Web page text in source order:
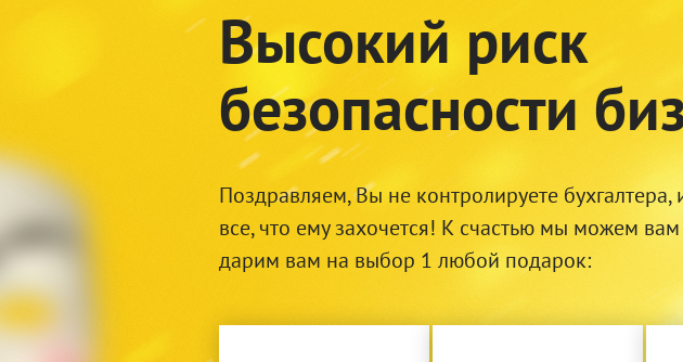
Карьера в 1СБО
Контакты
Высокий риск
безопасности
Поздравляем, Вы не контролируете бухгалтера,
все, что ему захочется! К счастью мы можем
дарим вам на выбор 1 любой подарок: